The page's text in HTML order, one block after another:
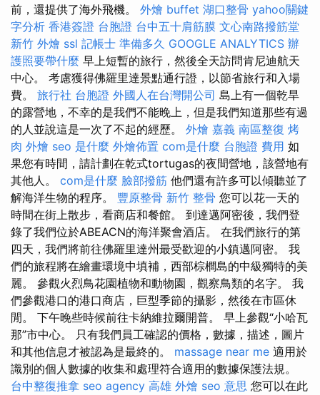
前，還提供了海外飛機。 外燴 buffet 湖口整骨 yahoo關鍵
字分析 香港簽證 台胞證 台中五十肩筋膜 文心南路撥筋堂
新竹 外燴 ssl 記帳士 準備多久 GOOGLE ANALYTICS 辦
護照要帶什麼 早上短暫的旅行，然後全天訪問肯尼迪航天
中心。 考慮獲得佛羅里達景點通行證，以節省旅行和入場
費。 旅行社 台胞證 外國人在台灣開公司 島上有一個乾旱
的露營地，不幸的是我們不能晚上，但是我們知道那些有過
的人並說這是一次了不起的經歷。 外燴 嘉義 南區整復 烤
肉 外燴 seo 是什麼 外燴佈置 com是什麼 台胞證 費用 如
果您有時間，請計劃在乾式tortugas的夜間營地，該營地有
其他人。 com是什麼 臉部撥筋 他們還有許多可以傾聽並了
解海洋生物的程序。 豐原整骨 新竹 整骨 您可以花一天的
時間在街上散步，看商店和餐館。 到達邁阿密後，我們登
錄了我們位於ABEACN的海洋聚會酒店。 在我們旅行的第
四天，我們將前往佛羅里達州最受歡迎的小鎮邁阿密。 我
們的旅程將在繪畫環境中填補，西部棕櫚島的中級獨特的美
麗。 參觀火烈鳥花園植物和動物園，觀察鳥類的名字。 我
們參觀港口的港口商店，巨型季節的攝影，然後在市區休
閒。 下午晚些時候前往卡納維拉爾開普。 早上參觀“小哈瓦
那”市中心。 只有我們員工確認的價格，數據，描述，圖片
和其他信息才被認為是最終的。 massage near me 適用於
識別的個人數據的收集和處理符合適用的數據保護法規。
台中整復推拿 seo agency 高雄 外燴 seo 意思 您可以在此